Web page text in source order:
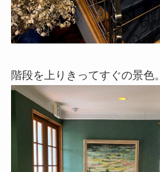
階段を上りきってすぐの景色。